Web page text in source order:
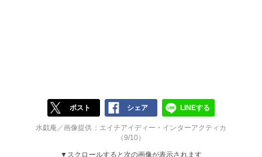
ポスト シェア LINEする
水戯庵／画像提供：エイチアイディー・インターアクティカ
（9/10）
▼スクロールすると次の画像が表示されます